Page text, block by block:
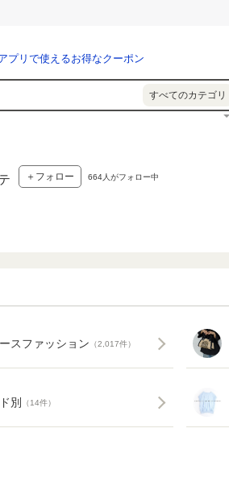
プリで使えるお得なクーポン
すべてのカテゴリ
＋フォロー 664人がフォロー中
スファッション （2,017件）
別 （14件）